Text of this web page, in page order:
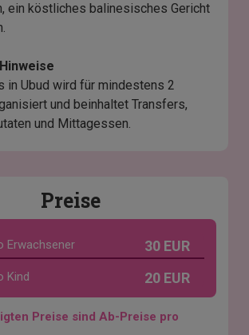
ein köstliches balinesisches Gericht
in Ubud wird für mindestens 2
und beinhaltet Transfers,
und Mittagessen.
Preise
Erwachsener 30 EUR
Kind 20 EUR
Preise sind Ab-Preise pro